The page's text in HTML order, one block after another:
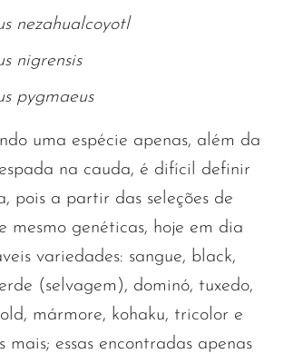
nezahualcoyotl
nigrensis
pygmaeus
uma espécie apenas, além da
na cauda, é difícil definir
pois a partir das seleções de
mesmo genéticas, hoje em dia
variedades: sangue, black,
(selvagem), dominó, tuxedo,
mármore, kohaku, tricolor e
mais; essas encontradas apenas